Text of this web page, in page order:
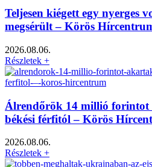
Teljesen kiégett egy nyerges
megsérült – Körös
2026.08.06.
Részletek +
Álrendőrök 14 millió forintot
békési férfitól – Körös
2026.08.06.
Részletek +